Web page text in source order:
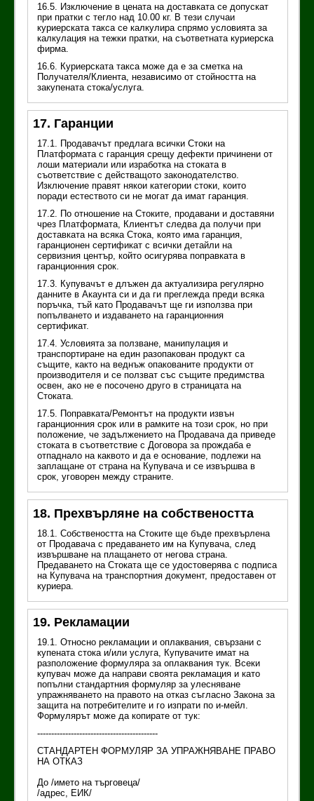
16.5. Изключение в цената на доставката се допускат
при пратки с тегло над 10.00 кг. В тези случаи
куриерската такса се калкулира спрямо условията за
калкулация на тежки пратки, на съответната куриерска
фирма.
16.6. Куриерската такса може да е за сметка на
Получателя/Клиента, независимо от стойността на
закупената стока/услуга.
17. Гаранции
17.1. Продавачът предлага всички Стоки на
Платформата с гаранция срещу дефекти причинени от
лоши материали или изработка на стоката в
съответствие с действащото законодателство.
Изключение правят някои категории стоки, които
поради естеството си не могат да имат гаранция.
17.2. По отношение на Стоките, продавани и доставяни
чрез Платформата, Клиентът следва да получи при
доставката на всяка Стока, която има гаранция,
гаранционен сертификат с всички детайли на
сервизния център, който осигурява поправката в
гаранционния срок.
17.3. Купувачът е длъжен да актуализира регулярно
данните в Акаунта си и да ги преглежда преди всяка
поръчка, тъй като Продавачът ще ги използва при
попълването и издаването на гаранционния
сертификат.
17.4. Условията за ползване, манипулация и
транспортиране на един разопакован продукт са
същите, както на веднъж опакованите продукти от
производителя и се ползват със същите предимства
освен, ако не е посочено друго в страницата на
Стоката.
17.5. Поправката/Ремонтът на продукти извън
гаранционния срок или в рамките на този срок, но при
положение, че задължението на Продавача да приведе
стоката в съответствие с Договора за прождаба е
отпаднало на каквото и да е основание, подлежи на
заплащане от страна на Купувача и се извършва в
срок, уговорен между страните.
18. Прехвърляне на собствеността
18.1. Собствеността на Стоките ще бъде прехвърлена
от Продавача с предаването им на Купувача, след
извършване на плащането от негова страна.
Предаването на Стоката ще се удостоверява с подписа
на Купувача на транспортния документ, предоставен от
куриера.
19. Рекламации
19.1. Относно рекламации и оплаквания, свързани с
купената стока и/или услуга, Купувачите имат на
разположение формуляра за оплаквания тук. Всеки
купувач може да направи своята рекламация и като
попълни стандартния формуляр за улесняване
упражняването на правото на отказ съгласно Закона за
защита на потребителите и го изпрати по и-мейл.
Формулярът може да копирате от тук:
-------------------------------------------
СТАНДАРТЕН ФОРМУЛЯР ЗА УПРАЖНЯВАНЕ ПРАВО
НА ОТКАЗ
До /името на търговеца/
/адрес, ЕИК/